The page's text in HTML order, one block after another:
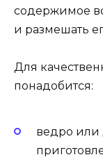
содержимое
и размешать
Для
понадобится:
ведро или